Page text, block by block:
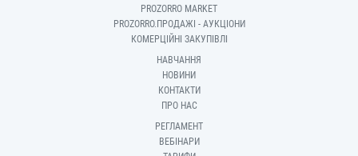
PROZORRO MARKET
PROZORRO.ПРОДАЖІ - АУКЦІОНИ
КОМЕРЦІЙНІ ЗАКУПІВЛІ
НАВЧАННЯ
НОВИНИ
КОНТАКТИ
ПРО НАС
РЕГЛАМЕНТ
ВЕБІНАРИ